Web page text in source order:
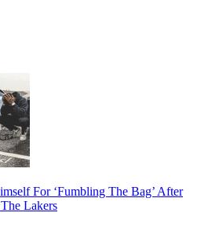
For ‘Fumbling The Bag’ After
Lakers